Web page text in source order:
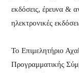
εκδόσεις, έρευνα &
ηλεκτρονικές
Το Επιμελητήριο
Προγραμματικής